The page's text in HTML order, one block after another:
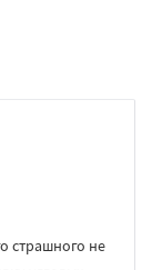
страшного не